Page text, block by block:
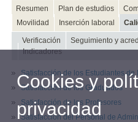
Resumen Plan de estudios
Movilidad
Inserción laboral
Verificación Seguimiento y
Indicadores
Satisfacción de los Estudiantes de
Satisfacción de los Graduados
Satisfacción de los Profesores
Satisfacción del Personal de
Cookies y
privacidad